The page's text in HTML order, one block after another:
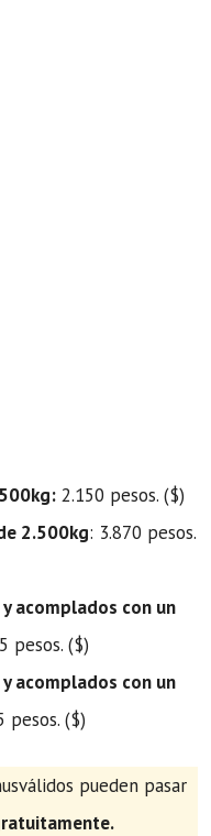
2.150 pesos. ($)
2.500kg: 3.870 pesos.
acomplados con un
pesos. ($)
acomplados con un
pesos. ($)
pueden pasar